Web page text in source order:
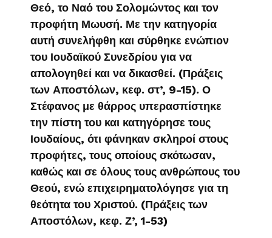
Θεό, το Ναό του Σολομώντος και τον
προφήτη Μωυσή. Με την κατηγορία
αυτή συνελήφθη και σύρθηκε ενώπιον
του Ιουδαϊκού Συνεδρίου για να
απολογηθεί και να δικασθεί. (Πράξεις
των Αποστόλων, κεφ. στ’, 9-15). Ο
Στέφανος με θάρρος υπερασπίστηκε
την πίστη του και κατηγόρησε τους
Ιουδαίους, ότι φάνηκαν σκληροί στους
προφήτες, τους οποίους σκότωσαν,
καθώς και σε όλους τους ανθρώπους του
Θεού, ενώ επιχειρηματολόγησε για τη
θεότητα του Χριστού. (Πράξεις των
Αποστόλων, κεφ. Ζ’, 1-53)